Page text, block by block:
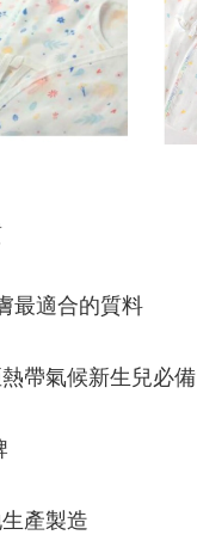
最適合的質料
帶氣候新生兒必備
產製造